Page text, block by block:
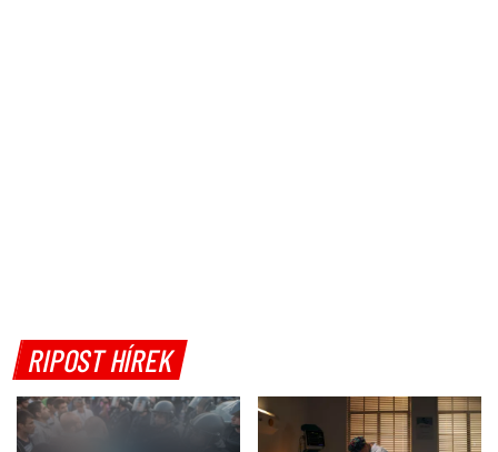
RIPOST HÍREK